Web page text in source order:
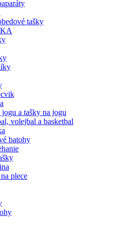
tašky
a tašky na jogu
volejbal a basketbal
batohy
plece